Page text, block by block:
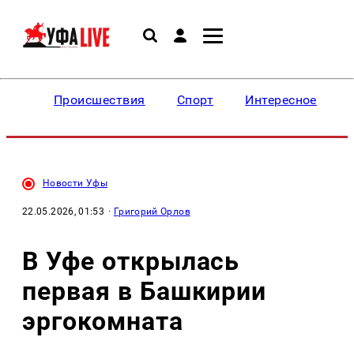
Происшествия Спорт Интересное
Новости Уфы
22.05.2026, 01:53 · Григорий Орлов
В Уфе открылась
первая в Башкирии
эргокомната